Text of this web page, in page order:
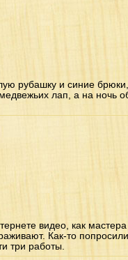
рубашку и синие брюки,
лап, а на ночь
видео, как
Как-то
три работы.